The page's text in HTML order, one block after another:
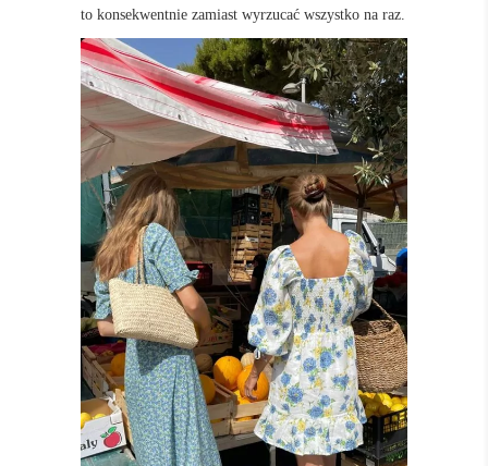
to konsekwentnie zamiast wyrzucać wszystko na raz.